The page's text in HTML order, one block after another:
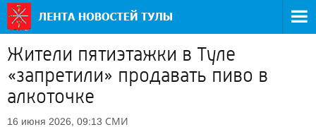
Жители пятиэтажки в Туле
«запретили» продавать пиво в
алкоточке
16 июня 2026, 09:13 СМИ